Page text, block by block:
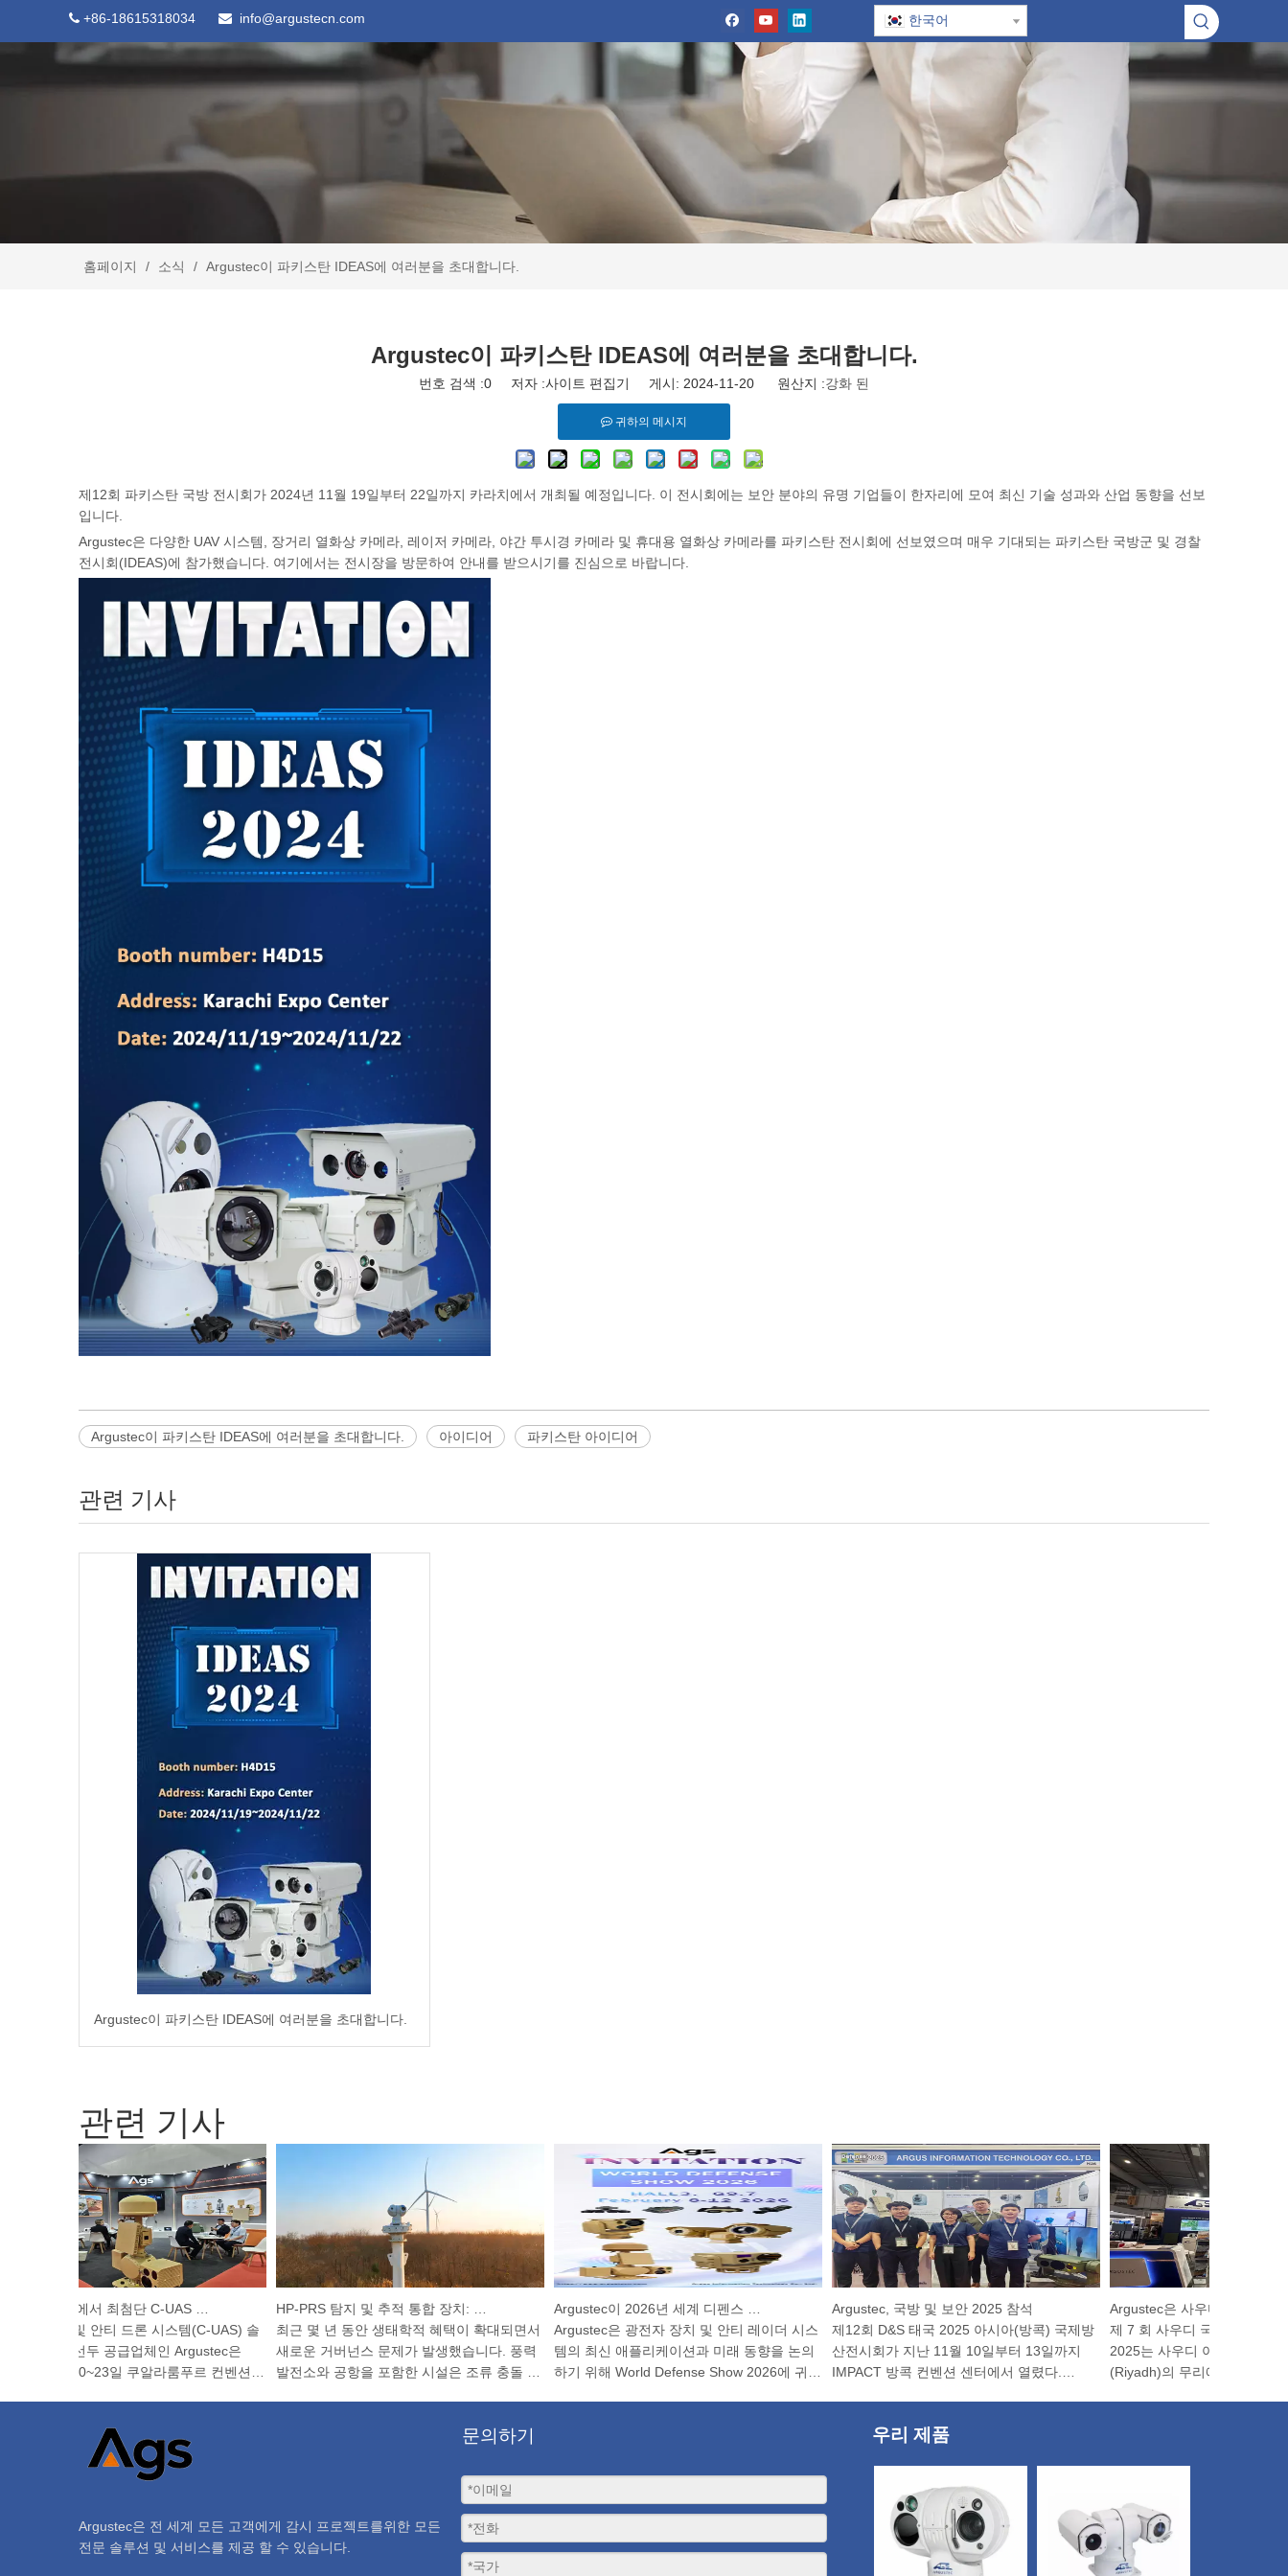
 +86-18615318034  info@argustecn.com 한국어
홈페이지 / 소식 / Argustec이 파키스탄 IDEAS에 여러분을 초대합니다.
Argustec이 파키스탄 IDEAS에 여러분을 초대합니다.
번호 검색 :0 저자 :사이트 편집기 게시: 2024-11-20 원산지 :강화 된
귀하의 메시지
제12회 파키스탄 국방 전시회가 2024년 11월 19일부터 22일까지 카라치에서 개최될 예정입니다. 이 전시회에는 보안 분야의 유명 기업들이 한자리에 모여 최신 기술 성과와 산업 동향을 선보
입니다.
Argustec은 다양한 UAV 시스템, 장거리 열화상 카메라, 레이저 카메라, 야간 투시경 카메라 및 휴대용 열화상 카메라를 파키스탄 전시회에 선보였으며 매우 기대되는 파키스탄 국방군 및 경찰
전시회(IDEAS)에 참가했습니다. 여기에서는 전시장을 방문하여 안내를 받으시기를 진심으로 바랍니다.
Argustec이 파키스탄 IDEAS에 여러분을 초대합니다. 아이디어 파키스탄 아이디어
관련 기사
Argustec이 파키스탄 IDEAS에 여러분을 초대합니다.
관련 기사
Argustec, KL에서 최첨단 C-UAS 및 열 기술 강조
열화상 및 안티 드론 시스템(C-UAS) 솔
분야의 선두 공급업체인 Argustec은
년 4월 20~23일 쿠알라룸푸르 컨벤션
HP-PRS 탐지 및 추적 통합 장치: 조류 보호를 위한 파노라마 비전
최근 몇 년 동안 생태학적 혜택이 확대되면서
새로운 거버넌스 문제가 발생했습니다. 풍력
발전소와 공항을 포함한 시설은 조류 충돌 위
Argustec이 2026년 세계 디펜스 쇼(World Defense Show 2026)에 여러분을 초대합니다!
Argustec은 광전자 장치 및 안티 레이더 시스
템의 최신 애플리케이션과 미래 동향을 논의
하기 위해 World Defense Show 2026에 귀하
Argustec, 국방 및 보안 2025 참석
제12회 D&S 태국 2025 아시아(방콕) 국제방
산전시회가 지난 11월 10일부터 13일까지
IMPACT 방콕 컨벤션 센터에서 열렸다.
제 7 회 사우디 국제 프로페셔
2025는 사우디 아라비아의 수
(Riyadh)의 무리에 큰 팡파르로
Argustec은 전 세계 모든 고객에게 감시 프로젝트를위한 모든
전문 솔루션 및 서비스를 제공 할 수 있습니다.
문의하기 우리 제품